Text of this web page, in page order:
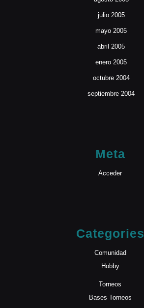
julio 2005
mayo 2005
abril 2005
enero 2005
octubre 2004
septiembre 2004
Meta
Acceder
Categories
Comunidad
Hobby
Torneos
Bases Torneos